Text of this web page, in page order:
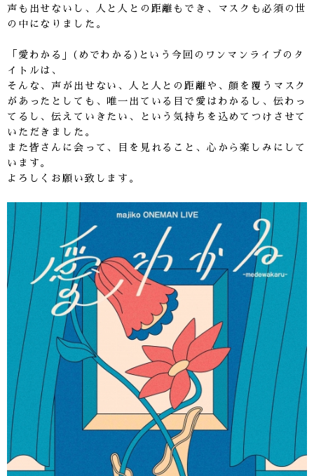
声も出せないし、人と人との距離もでき、マスクも必須の世
の中になりました。
「愛わかる」(めでわかる)という今回のワンマンライブのタ
イトルは、
そんな、声が出せない、人と人との距離や、顔を覆うマスク
があったとしても、唯一出ている目で愛はわかるし、伝わっ
てるし、伝えていきたい、という気持ちを込めてつけさせて
いただきました。
また皆さんに会って、目を見れること、心から楽しみにして
います。
よろしくお願い致します。